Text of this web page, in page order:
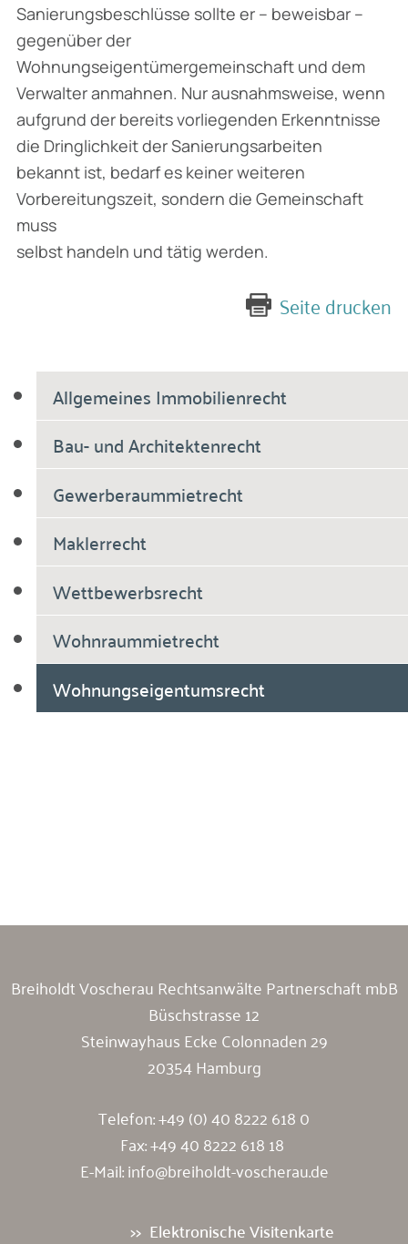
Allgemeines Immobilienrecht
Bau- und Architektenrecht
Gewerberaummietrecht
Maklerrecht
Wettbewerbsrecht
Wohnraummietrecht
Wohnungseigentumsrecht
Sanierungsbeschlüsse sollte er – beweisbar –
gegenüber der
Wohnungseigentümergemeinschaft und dem
Verwalter anmahnen. Nur ausnahmsweise, wenn
aufgrund der bereits vorliegenden Erkenntnisse
die Dringlichkeit der Sanierungsarbeiten
bekannt ist, bedarf es keiner weiteren
Vorbereitungszeit, sondern die Gemeinschaft
muss
selbst handeln und tätig werden.
Seite drucken
Breiholdt Voscherau Rechtsanwälte Partnerschaft mbB
Büschstrasse 12
Steinwayhaus Ecke Colonnaden 29
20354 Hamburg
Telefon:+49 (0) 40 8222 618 0
Fax: +49 40 8222 618 18
E-Mail:info@breiholdt-voscherau.de
Elektronische Visitenkarte